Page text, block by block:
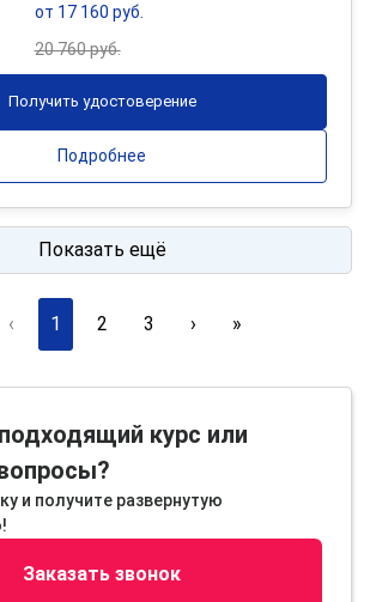
от 17 160 руб.
20 760 руб.
Получить удостоверение
Подробнее
Показать ещё
‹ 1 2 3 › »
курс или
и получите развернутую
Заказать звонок